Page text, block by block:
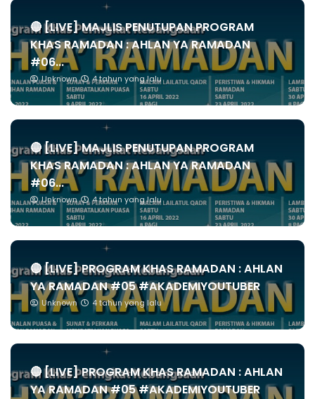
🔴 [LIVE] MAJLIS PENUTUPAN PROGRAM
KHAS RAMADAN : AHLAN YA RAMADAN
#06...
Unknown 4 tahun yang lalu
🔴 [LIVE] MAJLIS PENUTUPAN PROGRAM
KHAS RAMADAN : AHLAN YA RAMADAN
#06...
Unknown 4 tahun yang lalu
🔴 [LIVE] PROGRAM KHAS RAMADAN : AHLAN
YA RAMADAN #05 #AKADEMIYOUTUBER
Unknown 4 tahun yang lalu
🔴 [LIVE] PROGRAM KHAS RAMADAN : AHLAN
YA RAMADAN #05 #AKADEMIYOUTUBER